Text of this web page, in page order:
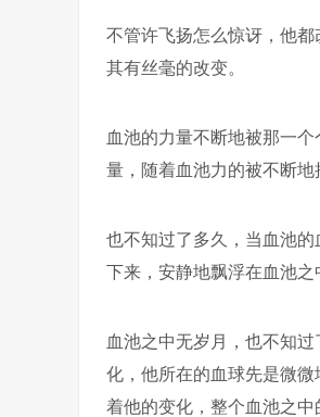
不管许飞扬怎么惊讶，他
其有丝毫的改变。
血池的力量不断地被那一
量，随着血池力的被不断地
也不知过了多久，当血池
下来，安静地飘浮在血池之
血池之中无岁月，也不知
化，他所在的血球先是微
着他的变化，整个血池之中